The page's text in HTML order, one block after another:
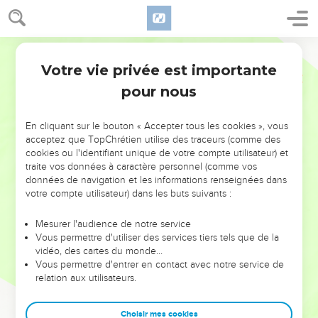
NE MANQUEZ PAS L’ÉVÉNEMENT
DE L’ANNÉE !
ET SI LEURS ERREURS POUVAIENT VOUS ÉVITER LES
VOTRES ?
leur foi ou leur vision. Mais on voit moins les doutes, les erreurs
et les saisons difficiles qu'ils ont traversés, alors même que ce
sont elles qui les ont façonnés.
Dans cette conférence, leaders, entrepreneurs, et responsables
clés pour avancer avec plus de sagesse afin que leurs erreurs
Votre vie privée est importante
pour nous
En cliquant sur le bouton « Accepter tous les cookies », vous
acceptez que TopChrétien utilise des traceurs (comme des
cookies ou l'identifiant unique de votre compte utilisateur) et
traite vos données à caractère personnel (comme vos
données de navigation et les informations renseignées dans
votre compte utilisateur) dans les buts suivants :
Mesurer l'audience de notre service
Vous permettre d'utiliser des services tiers tels que de la
vidéo, des cartes du monde…
Vous permettre d'entrer en contact avec notre service de
relation aux utilisateurs.
Choisir mes cookies